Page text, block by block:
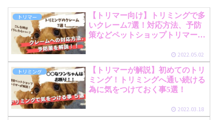
トリマー
【トリマー向け】トリミングで多
いクレーム7選！対応方法、予防
策などペットショップトリマーが
2022.05.02
トリミング
【トリマーが解説】初めてのトリ
ミング！トリミングへ通い続ける
為に気をつけておく事5選！
2022.03.18